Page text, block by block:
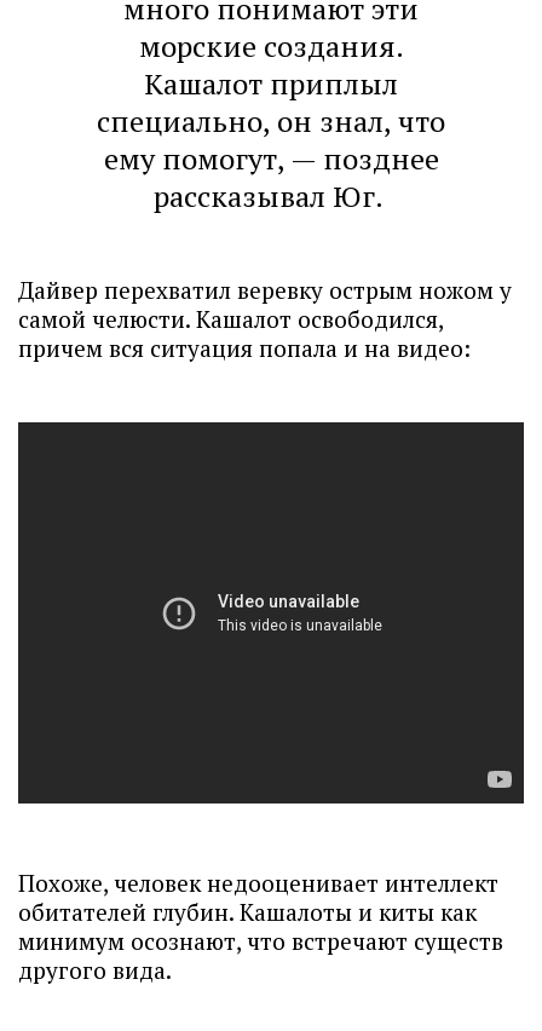
много понимают эти
морские создания.
Кашалот приплыл
специально, он знал, что
ему помогут, — позднее
рассказывал Юг.
Дайвер перехватил веревку острым ножом у
самой челюсти. Кашалот освободился,
причем вся ситуация попала и на видео:
Похоже, человек недооценивает интеллект
обитателей глубин. Кашалоты и киты как
минимум осознают, что встречают существ
другого вида.